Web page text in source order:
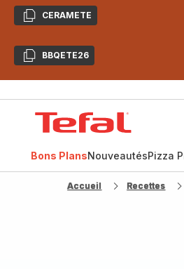
CopierCERAMETE
CopierBBQETE26
Bons PlansNouveautésPizza
Accueil Recettes